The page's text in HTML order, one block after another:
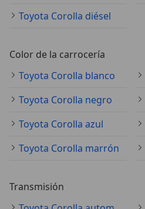
Toyota Corolla diésel
Color de la carrocería
Toyota Corolla blanco
Toyota Corolla negro
Toyota Corolla azul
Toyota Corolla marrón
Transmisión